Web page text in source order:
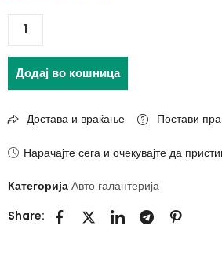
Додај во кошница
Достава и враќање Постави
Нарачајте сега и очекувајте да
Категорија Авто галантерија
Share: